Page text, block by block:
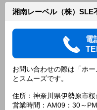
湘南レーベル（株）SLE
電
お問い合わせの際は「ホ
とスムーズです。
住所：神奈川県伊勢原市
営業時間：AM09：30～